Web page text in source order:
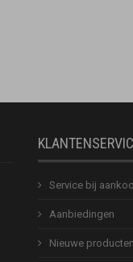
Service bij
Aanbiedingen
Nieuwe producten